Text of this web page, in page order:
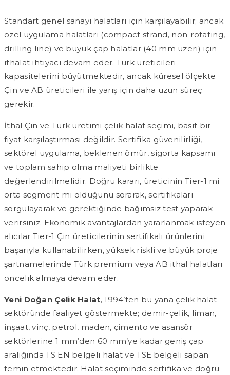
Standart genel sanayi halatları için karşılayabilir; ancak
özel uygulama halatları (compact strand, non-rotating,
drilling line) ve büyük çap halatlar (40 mm üzeri) için
ithalat ihtiyacı devam eder. Türk üreticileri
kapasitelerini büyütmektedir, ancak küresel ölçekte
Çin ve AB üreticileri ile yarış için daha uzun süreç
gerekir.
İthal Çin ve Türk üretimi çelik halat seçimi, basit bir
fiyat karşılaştırması değildir. Sertifika güvenilirliği,
sektörel uygulama, beklenen ömür, sigorta kapsamı
ve toplam sahip olma maliyeti birlikte
değerlendirilmelidir. Doğru kararı, üreticinin Tier-1 mi
orta segment mi olduğunu sorarak, sertifikaları
sorgulayarak ve gerektiğinde bağımsız test yaparak
verirsiniz. Ekonomik avantajlardan yararlanmak isteyen
alıcılar Tier-1 Çin üreticilerinin sertifikalı ürünlerini
başarıyla kullanabilirken, yüksek riskli ve büyük proje
şartnamelerinde Türk premium veya AB ithal halatları
öncelik almaya devam eder.
Yeni Doğan Çelik Halat, 1994’ten bu yana çelik halat
sektöründe faaliyet göstermekte; demir-çelik, liman,
inşaat, vinç, petrol, maden, çimento ve asansör
sektörlerine 1 mm’den 60 mm’ye kadar geniş çap
aralığında TS EN belgeli halat ve TSE belgeli sapan
temin etmektedir. Halat seçiminde sertifika ve doğru